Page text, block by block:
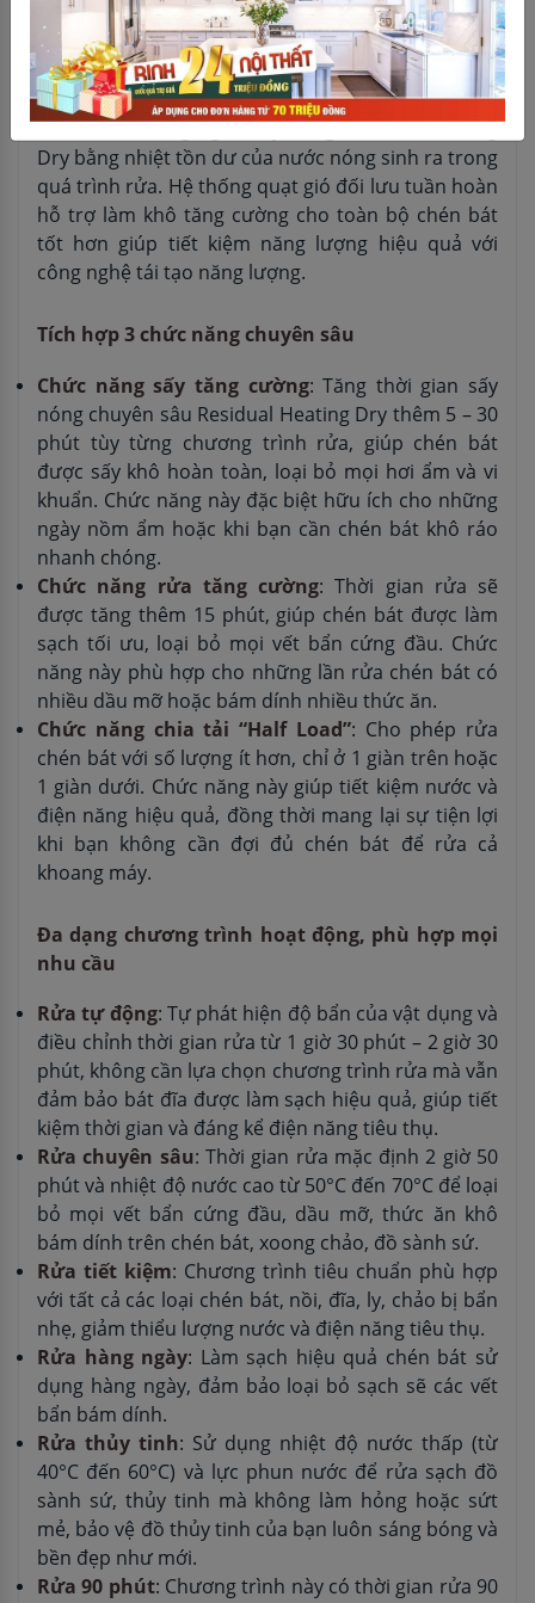
DWJ-101 nổi bật với công nghệ rửa khử khuẩn bằng
nước nóng 70℃ đánh bay vi khuẩn, nấm mốc, kết
hợp sấy nóng bằng nhiệt tồn dư và gió đối lưu tuần
hoàn giúp chén bát khô ráo hoàn toàn, không bám
dính nước. Công nghệ sấy nóng Residual Heating
Dry bằng nhiệt tồn dư của nước nóng sinh ra trong
quá trình rửa. Hệ thống quạt gió đối lưu tuần hoàn
hỗ trợ làm khô tăng cường cho toàn bộ chén bát
tốt hơn giúp tiết kiệm năng lượng hiệu quả với
công nghệ tái tạo năng lượng.
Tích hợp 3 chức năng chuyên sâu
Chức năng sấy tăng cường: Tăng thời gian sấy
nóng chuyên sâu Residual Heating Dry thêm 5 – 30
phút tùy từng chương trình rửa, giúp chén bát
được sấy khô hoàn toàn, loại bỏ mọi hơi ẩm và vi
khuẩn. Chức năng này đặc biệt hữu ích cho những
ngày nồm ẩm hoặc khi bạn cần chén bát khô ráo
nhanh chóng.
Chức năng rửa tăng cường: Thời gian rửa sẽ
được tăng thêm 15 phút, giúp chén bát được làm
sạch tối ưu, loại bỏ mọi vết bẩn cứng đầu. Chức
năng này phù hợp cho những lần rửa chén bát có
nhiều dầu mỡ hoặc bám dính nhiều thức ăn.
Chức năng chia tải “Half Load”: Cho phép rửa
chén bát với số lượng ít hơn, chỉ ở 1 giàn trên hoặc
1 giàn dưới. Chức năng này giúp tiết kiệm nước và
điện năng hiệu quả, đồng thời mang lại sự tiện lợi
khi bạn không cần đợi đủ chén bát để rửa cả
khoang máy.
Đa dạng chương trình hoạt động, phù hợp mọi
nhu cầu
Rửa tự động: Tự phát hiện độ bẩn của vật dụng và
điều chỉnh thời gian rửa từ 1 giờ 30 phút – 2 giờ 30
phút, không cần lựa chọn chương trình rửa mà vẫn
đảm bảo bát đĩa được làm sạch hiệu quả, giúp tiết
kiệm thời gian và đáng kể điện năng tiêu thụ.
Rửa chuyên sâu: Thời gian rửa mặc định 2 giờ 50
phút và nhiệt độ nước cao từ 50°C đến 70°C để loại
bỏ mọi vết bẩn cứng đầu, dầu mỡ, thức ăn khô
bám dính trên chén bát, xoong chảo, đồ sành sứ.
Rửa tiết kiệm: Chương trình tiêu chuẩn phù hợp
với tất cả các loại chén bát, nồi, đĩa, ly, chảo bị bẩn
nhẹ, giảm thiểu lượng nước và điện năng tiêu thụ.
Rửa hàng ngày: Làm sạch hiệu quả chén bát sử
dụng hàng ngày, đảm bảo loại bỏ sạch sẽ các vết
bẩn bám dính.
Rửa thủy tinh: Sử dụng nhiệt độ nước thấp (từ
40°C đến 60°C) và lực phun nước để rửa sạch đồ
sành sứ, thủy tinh mà không làm hỏng hoặc sứt
mẻ, bảo vệ đồ thủy tinh của bạn luôn sáng bóng và
bền đẹp như mới.
Rửa 90 phút: Chương trình này có thời gian rửa 90